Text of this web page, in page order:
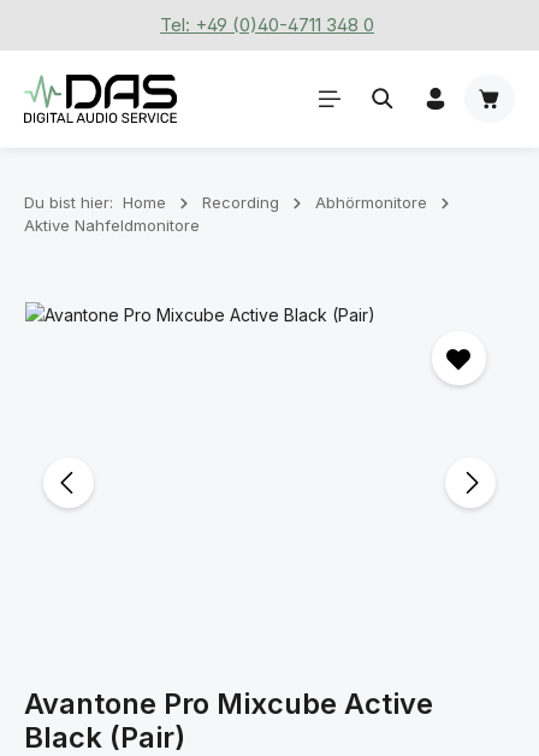
Zum Hauptinhalt springenTel: +49 (0)40-4711 348 0
Du bist hier: Home Recording
Abhörmonitore
Aktive Nahfeldmonitore
Bildergalerie überspringen
Avantone Pro Mixcube Active
Black (Pair)